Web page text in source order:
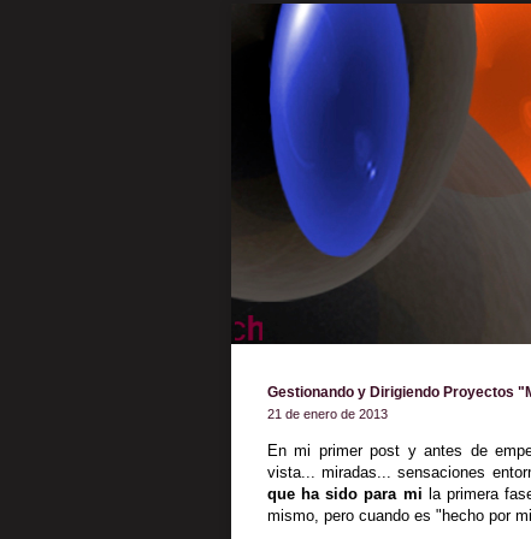
Gestionando y Dirigiendo Proyectos
21 de enero de 2013
En mi primer post y antes de
vista... miradas... sensaciones
que ha sido para mi la primera
mismo, pero cuando es "hecho por